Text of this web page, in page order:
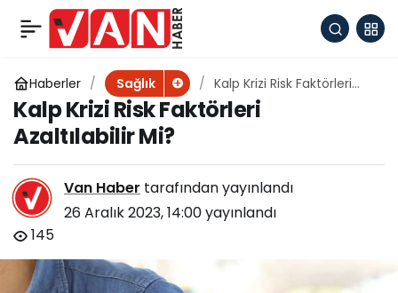
Haberler Sağlık
Kalp Krizi Risk Faktörleri
Azaltılabilir Mi?
Kalp Krizi Risk Faktörleri
Azaltılabilir Mi?
Van Haber tarafından yayınlandı
26 Aralık 2023, 14:00yayınlandı
145
Kalp Krizi Risk Faktörleri
Azaltılabilir Mi?
0